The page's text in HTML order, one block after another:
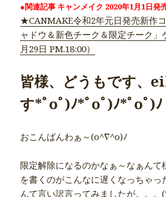
●関連記事 キャンメイク 2020年1月1日
★CANMAKE令和2年元日発売新作
ャドウ＆新色チーク＆限定チーク」
月29日 PM.18:00）
皆様、どうもです、
す*ﾟoﾟ)ﾉ*ﾟoﾟ)ﾉ*ﾟoﾟ)ﾉ
おこんばんわぁ～(o^∇^o)ﾉ
限定解除になるのかなぁ～なぁんて
を書くのがこんなに遅くなっちゃっ
んて言い訳言ってみましたが。。。